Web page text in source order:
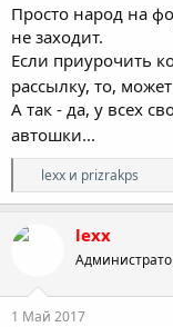
Просто народ на
не заходит.
Если приурочить
рассылку, то,
А так - да, у всех
автошки...
Р
е
а
:
lexx и prizrakps
lexx
1 Май 2017